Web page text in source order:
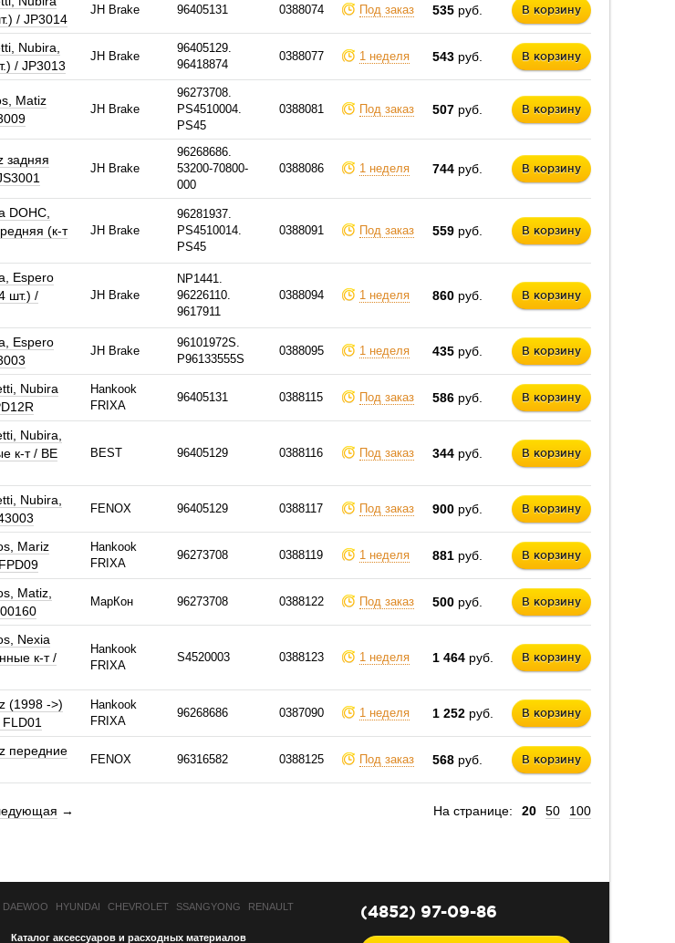
/ JP3014
JH Brake 96405131 0388074 Под заказ 535 руб. В корзину
Nubira,
/ JP3013
JH Brake
96405129.
96418874
0388077 1 неделя 543 руб. В корзину
Matiz
JH Brake
96273708.
PS4510004.
PS45
0388081 Под заказ 507 руб. В корзину
задняя
JH Brake
96268686.
53200-70800-
000
0388086 1 неделя 744 руб. В корзину
DOHC,
(к-т
JH Brake
96281937.
PS4510014.
PS45
0388091 Под заказ 559 руб. В корзину
Espero
шт.) /
JH Brake
NP1441.
96226110.
9617911
0388094 1 неделя 860 руб. В корзину
Espero
JH Brake
96101972S.
P96133555S
0388095 1 неделя 435 руб. В корзину
Nubira
Hankook
FRIXA
96405131 0388115 Под заказ 586 руб. В корзину
Nubira,
к-т / BE
BEST 96405129 0388116 Под заказ 344 руб. В корзину
Nubira,
FENOX 96405129 0388117 Под заказ 900 руб. В корзину
Mariz
Hankook
FRIXA
96273708 0388119 1 неделя 881 руб. В корзину
Matiz,
МарКон 96273708 0388122 Под заказ 500 руб. В корзину
Nexia
к-т /
Hankook
FRIXA
S4520003 0388123 1 неделя 1 464 руб. В корзину
(1998 ->)
Hankook
FRIXA
96268686 0387090 1 неделя 1 252 руб. В корзину
передние
FENOX 96316582 0388125 Под заказ 568 руб. В корзину
На странице: 20 50 100
→
(4852) 97-09-86
DAEWOO HYUNDAI CHEVROLET SSANGYONG RENAULT
Каталог аксессуаров и расходных материалов